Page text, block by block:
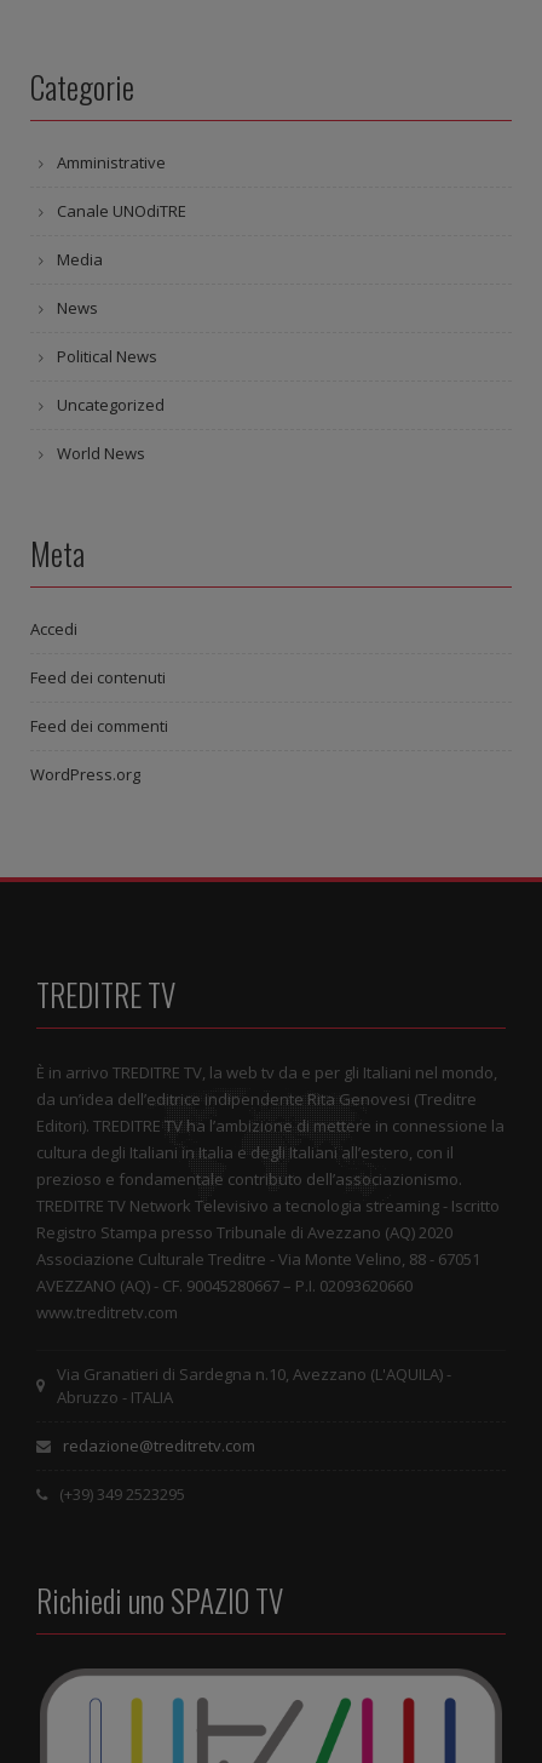
Categorie
Amministrative
Canale UNOdiTRE
Media
News
Political News
Uncategorized
World News
Meta
Accedi
Feed dei contenuti
Feed dei commenti
WordPress.org
TREDITRE TV
È in arrivo TREDITRE TV, la web tv da e per gli Italiani nel mondo,
da un’idea dell’editrice indipendente Rita Genovesi (Treditre
Editori). TREDITRE TV ha l’ambizione di mettere in connessione la
cultura degli Italiani in Italia e degli Italiani all’estero, con il
prezioso e fondamentale contributo dell’associazionismo.
TREDITRE TV Network Televisivo a tecnologia streaming - Iscritto
Registro Stampa presso Tribunale di Avezzano (AQ) 2020
Associazione Culturale Treditre - Via Monte Velino, 88 - 67051
AVEZZANO (AQ) - CF. 90045280667 – P.I. 02093620660
www.treditretv.com
Via Granatieri di Sardegna n.10, Avezzano (L'AQUILA) -
Abruzzo - ITALIA
redazione@treditretv.com
(+39) 349 2523295
Richiedi uno SPAZIO TV